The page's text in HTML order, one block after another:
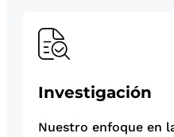
Investigación
Nuestro enfoque en